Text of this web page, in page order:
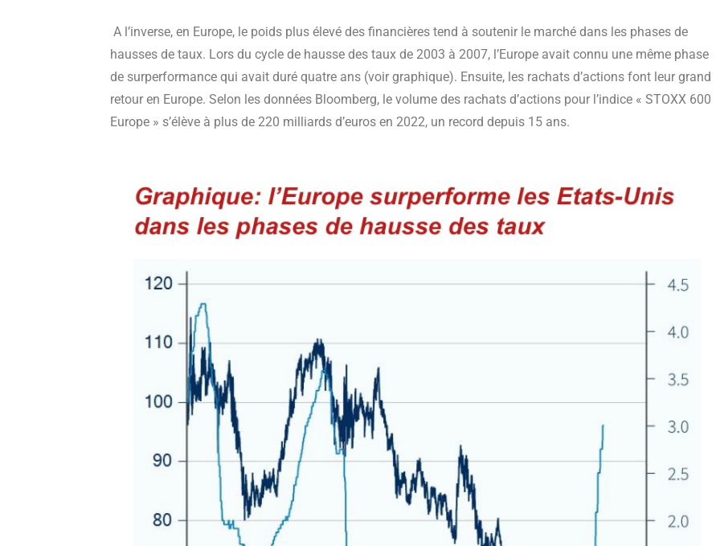
A l’inverse, en Europe, le poids plus élevé des financières tend à soutenir le marché dans les phases de
hausses de taux. Lors du cycle de hausse des taux de 2003 à 2007, l’Europe avait connu une même phase
de surperformance qui avait duré quatre ans (voir graphique). Ensuite, les rachats d’actions font leur grand
retour en Europe. Selon les données Bloomberg, le volume des rachats d’actions pour l’indice « STOXX 600
Europe » s’élève à plus de 220 milliards d’euros en 2022, un record depuis 15 ans.